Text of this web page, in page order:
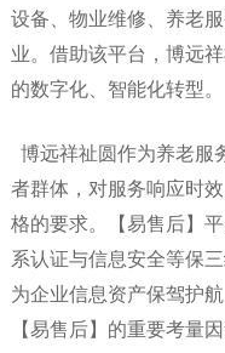
设备、物业维修、养老
业。借助该平台，博远
的数字化、智能化转型。
博远祥祉圆作为养老服
者群体，对服务响应时
格的要求。
【易售后】
系认证与信息安全等保
为企业信息资产保驾护
【易售后】 的重要考量因